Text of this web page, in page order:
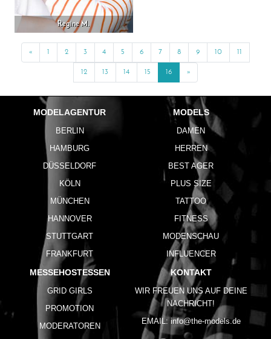
Regine M.
« Previous
1 2 3 4 5 6 7 8 9 10 11
12 13 14 15 16 »Next
MODELAGENTUR
BERLIN
HAMBURG
DÜSSELDORF
KÖLN
MÜNCHEN
HANNOVER
STUTTGART
FRANKFURT
MODELS
DAMEN
HERREN
BEST AGER
PLUS SIZE
TATTOO
FITNESS
MODENSCHAU
INFLUENCER
MESSEHOSTESSEN
GRID GIRLS
PROMOTION
MODERATOREN
KONTAKT
WIR FREUEN UNS AUF DEINE
NACHRICHT!
EMAIL: info@the-models.de